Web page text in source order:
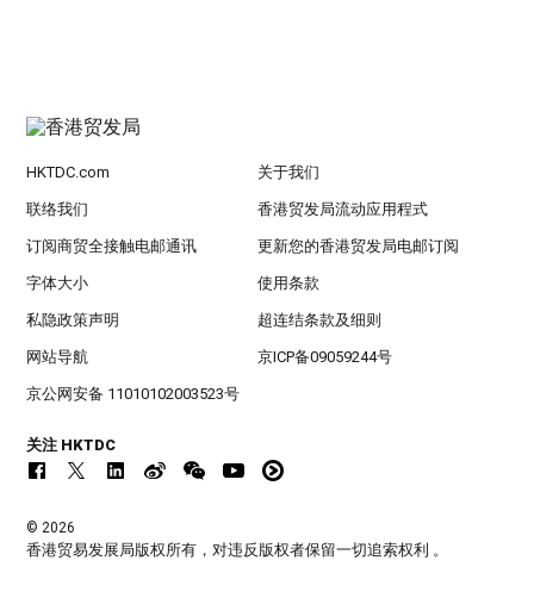
HKTDC.com 关于我们
联络我们 香港贸发局流动应用程式
订阅商贸全接触电邮通讯 更新您的香港贸发局电邮订阅
字体大小 使用条款
私隐政策声明 超连结条款及细则
网站导航 京ICP备09059244号
京公网安备 11010102003523号
关注 HKTDC
© 2026
香港贸易发展局版权所有，对违反版权者保留一切追索权利 。